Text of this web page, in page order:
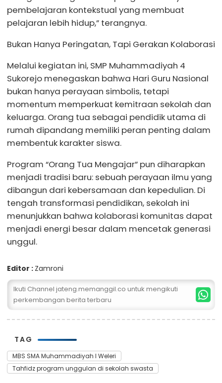
pembelajaran kontekstual yang membuat
pelajaran lebih hidup,” terangnya.
Bukan Hanya Peringatan, Tapi Gerakan Kolaborasi
Melalui kegiatan ini, SMP Muhammadiyah 4
Sukorejo menegaskan bahwa Hari Guru Nasional
bukan hanya perayaan simbolis, tetapi
momentum memperkuat kemitraan sekolah dan
keluarga. Orang tua sebagai pendidik utama di
rumah dipandang memiliki peran penting dalam
membentuk karakter siswa.
Program “Orang Tua Mengajar” pun diharapkan
menjadi tradisi baru: sebuah perayaan ilmu yang
dibangun dari kebersamaan dan kepedulian. Di
tengah transformasi pendidikan, sekolah ini
menunjukkan bahwa kolaborasi komunitas dapat
menjadi energi besar dalam mencetak generasi
unggul.
Editor : Zamroni
Ikuti Channel jateng.memanggil.co untuk mengikuti
perkembangan berita terbaru
TAG
MBS SMA Muhammadiyah I Weleri
Tahfidz program unggulan di sekolah swasta